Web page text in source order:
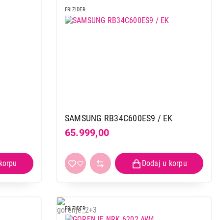
FRIZIDER
SAMSUNG RB34C600ES9 / EK
65.999,00
FRIZIDER